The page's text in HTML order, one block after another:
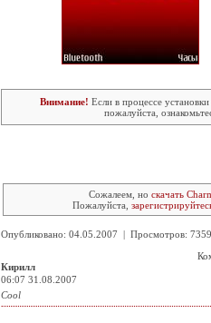
Внимание! Если в процессе
пожалуйста,
Сожалеем, но скачать
Пожалуйста,
Опубликовано: 04.05.2007 | Просмотров:
Кирилл
06:07 31.08.2007
Cool